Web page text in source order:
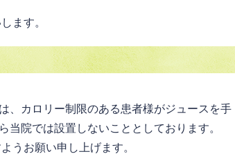
ます。
、カロリー制限のある患者様がジュースを手
院では設置しないこととしております。
うお願い申し上げます。